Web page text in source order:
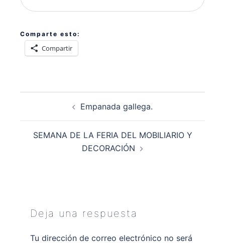
Comparte esto:
Compartir
entradas
Empanada gallega.
SEMANA DE LA FERIA DEL MOBILIARIO Y
DECORACIÓN
Deja una respuesta
Tu dirección de correo electrónico no será